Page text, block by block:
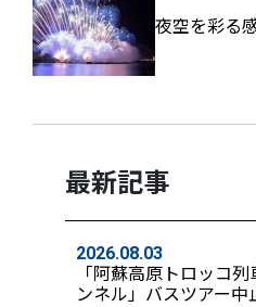
夜空を彩る
最新記事
「阿蘇高原トロッコ
ンネル」バスツアー中
2026.08.03